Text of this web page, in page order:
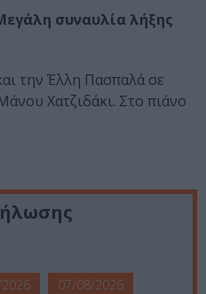
συναυλία λήξης
την Έλλη Πασπαλά σε
Χατζιδάκι. Στο πιάνο
07/08/2026